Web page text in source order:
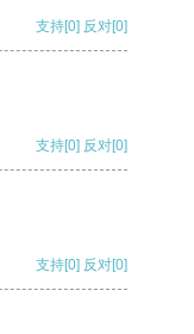
支持[0] 反对[0]
支持[0] 反对[0]
支持[0] 反对[0]